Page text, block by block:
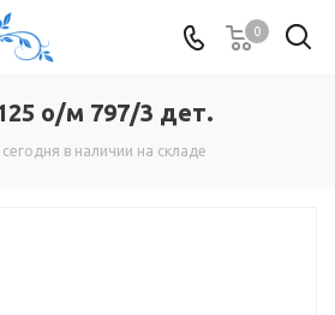
0
о/м 797/3 дет.
в наличии на складе